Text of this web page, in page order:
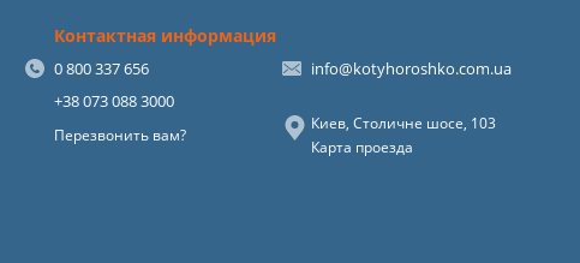
Контактная информация
0 800 337 656
+38 073 088 3000
Перезвонить вам?
info@kotyhoroshko.com.ua
Киев, Столичне шосе, 103
Карта проезда